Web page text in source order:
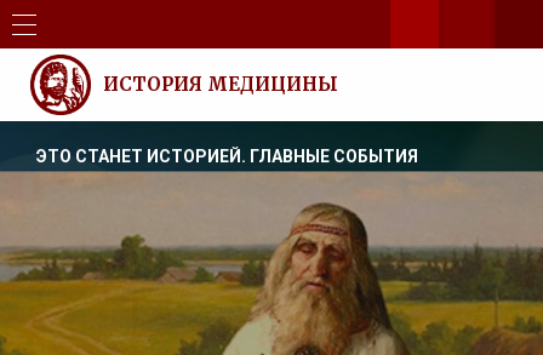
ИСТОРИЯ МЕДИЦИНЫ
ЭТО СТАНЕТ ИСТОРИЕЙ. ГЛАВНЫЕ СОБЫТИЯ